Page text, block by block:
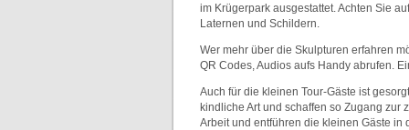
im Krügerpark ausgestattet. Achten Sie
Laternen und Schildern.
Wer mehr über die Skulpturen erfahren
QR Codes, Audios aufs Handy abrufen.
Auch für die kleinen Tour-Gäste ist
kindliche Art und schaffen so Zugang zur
Arbeit und entführen die kleinen Gäste in